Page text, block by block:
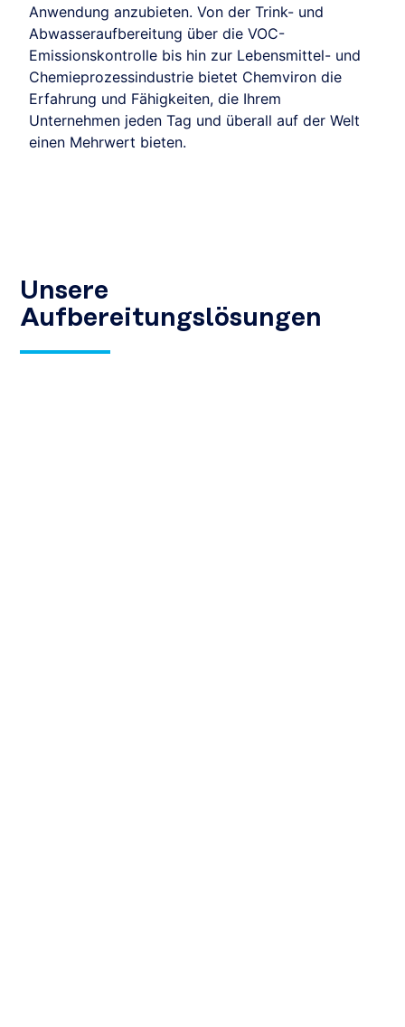
Anwendung anzubieten. Von der Trink- und
Abwasseraufbereitung über die VOC-
Emissionskontrolle bis hin zur Lebensmittel- und
Chemieprozessindustrie bietet Chemviron die
Erfahrung und Fähigkeiten, die Ihrem
Unternehmen jeden Tag und überall auf der Welt
einen Mehrwert bieten.
Unsere
Aufbereitungslösungen